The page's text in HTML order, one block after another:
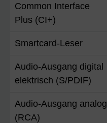
Common Interface
Plus (CI+)
Smartcard-Leser
Audio-Ausgang digital
elektrisch (S/PDIF)
Audio-Ausgang analog
(RCA)